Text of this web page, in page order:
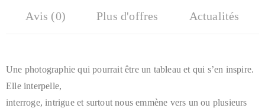
Avis (0) Plus d'offres Actualités
Une photographie qui pourrait être un tableau et qui s’en inspire.
Elle interpelle,
interroge, intrigue et surtout nous emmène vers un ou plusieurs